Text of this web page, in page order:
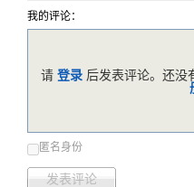
我的评论：
匿名身份
发表评论
请 登录 后发表评论。还没